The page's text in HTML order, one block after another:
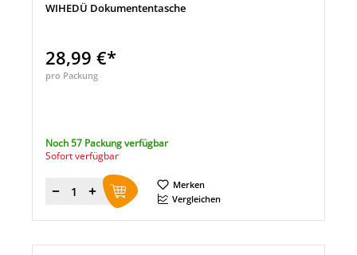
WIHEDÜ Dokumententasche
28,99 €*
pro Packung
Noch 57 Packung verfügbar
Sofort verfügbar
Menge
Merken
Vergleichen